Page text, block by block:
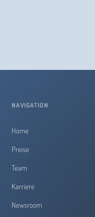
NAVIGATION
Home
Preise
Team
Karriere
Newsroom